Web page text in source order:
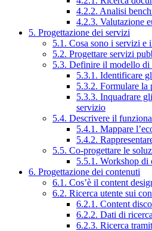
4.2.2. Analisi
4.2.3. Valutazione
5. Progettazione dei servizi
5.1. Cosa sono i servizi e
5.2. Progettare servizi
5.3. Definire il modello di
5.3.1. Identificare
5.3.2. Formulare la
5.3.3. Inquadrare
servizio
5.4. Descrivere il
5.4.1. Mappare
5.4.2.
5.5. Co-progettare le
5.5.1. Workshop di
6. Progettazione dei contenuti
6.1. Cos’è il content
6.2. Ricerca utente sui
6.2.1. Content
6.2.2. Dati di
6.2.3. Ricerca